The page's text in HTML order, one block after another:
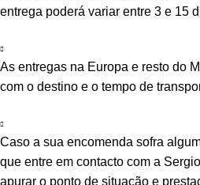
entrega poderá variar entre 3 e 15
As entregas na Europa e resto do
com o destino e o tempo de
Caso a sua encomenda sofra
que entre em contacto com a
apurar o ponto de situação e